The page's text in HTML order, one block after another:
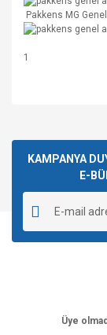
Pakkens MG
1
kullanarak
Görüş ve
Ürün
Ürün
Ürün
Ürün fiyatı
Bu ürüne
KAMPANYA
E-
Üye